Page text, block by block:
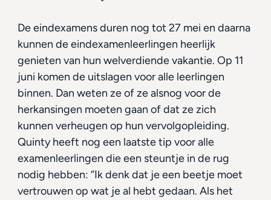
De eindexamens duren nog tot 27 mei en daarna
kunnen de eindexamenleerlingen heerlijk
genieten van hun welverdiende vakantie. Op 11
juni komen de uitslagen voor alle leerlingen
binnen. Dan weten ze of ze alsnog voor de
herkansingen moeten gaan of dat ze zich
kunnen verheugen op hun vervolgopleiding.
Quinty heeft nog een laatste tip voor alle
examenleerlingen die een steuntje in de rug
nodig hebben: ‘’Ik denk dat je een beetje moet
vertrouwen op wat je al hebt gedaan. Als het